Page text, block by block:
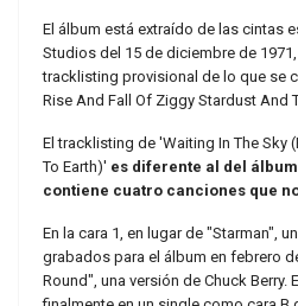
El álbum está extraído de las cintas
Studios del 15 de diciembre de
tracklisting provisional de lo que se
Rise And Fall Of Ziggy Stardust And
El tracklisting de 'Waiting In The Sky
To Earth)' es diferente al del
contiene cuatro canciones que
En la cara 1, en lugar de "Starman",
grabados para el álbum en febrero
Round", una versión de Chuck Berry.